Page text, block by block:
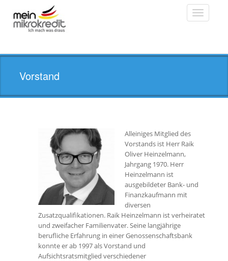
Toggle
Vorstand
Alleiniges Mitglied des
Vorstands ist Herr Raik
Oliver Heinzelmann,
Jahrgang 1970. Herr
Heinzelmann ist
ausgebildeter Bank- und
Finanzkaufmann mit
diversen
Zusatzqualifikationen. Raik Heinzelmann ist verheiratet
und zweifacher Familienvater. Seine langjährige
berufliche Erfahrung in einer Genossenschaftsbank
konnte er ab 1997 als Vorstand und
Aufsichtsratsmitglied verschiedener